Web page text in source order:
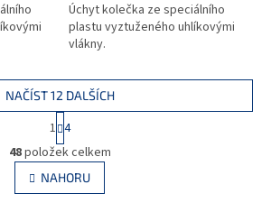
Úchyt kolečka ze speciálního
plastu vyztuženého uhlíkovými
vlákny.
O
v
l
á
NAČÍST 12 DALŠÍCH
t
r
á
n
k
1 4
48položek celkem
NAHORU